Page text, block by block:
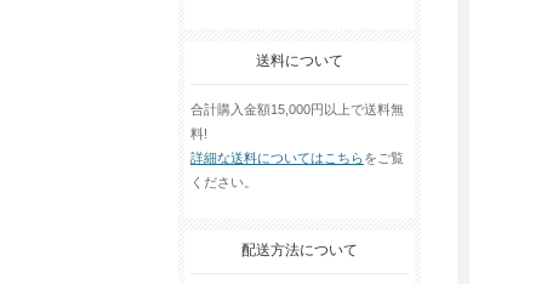
送料について
合計購入金額15,000円以上で送料無
料!
詳細な送料についてはこちらをご覧
ください。
配送方法について